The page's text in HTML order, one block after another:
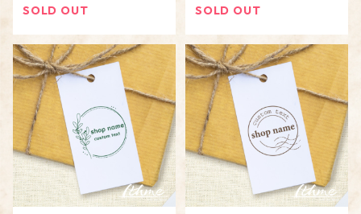
m 4cm 5cm 6cm】
SOLD OUT
ーメイド】
SOLD OUT